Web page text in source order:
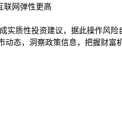
联网弹性更高
实质性投资建议，据此操作风险
态，洞察政策信息，把握财富